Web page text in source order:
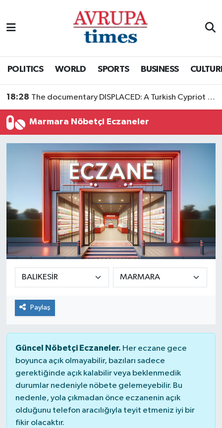
POLITICS WORLD SPORTS BUSINESS
18:28 The documentary DISPLACED: A Turkish Cypriot Story is now available to watch
Marmara Nöbetçi Eczaneler
Paylaş
Güncel Nöbetçi Eczaneler. Her eczane gece
boyunca açık olmayabilir, bazıları sadece
gerektiğinde açık kalabilir veya beklenmedik
durumlar nedeniyle nöbete gelemeyebilir. Bu
nedenle, yola çıkmadan önce eczanenin açık
olduğunu telefon aracılığıyla teyit etmeniz iyi bir
fikir olacaktır.
Nöbetçi Eczaneler
Tüm Manşetler
Son Dakika Haberleri
Haber Arşivi